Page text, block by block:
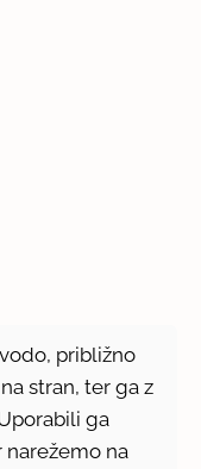
približno
stran, ter ga z
ga
narežemo na